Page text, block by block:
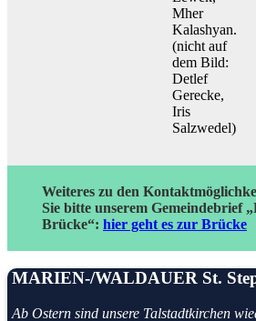
Mher
Kalashyan.
(nicht auf
dem Bild:
Detlef
Gerecke,
Iris
Salzwedel)
Weiteres zu den
Sie bitte unserem Gemeindebrief
Brücke“: hier geht es zur Brücke
MARIEN-/WALDAUER St.
Ab Ostern sind unsere Talstadtkirchen